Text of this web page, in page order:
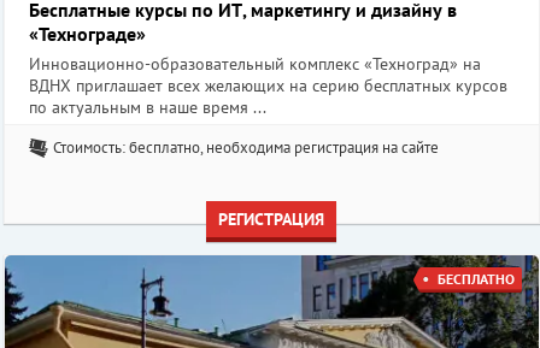
Бесплатные курсы по ИТ, маркетингу и дизайну в
«Технограде»
Инновационно-образовательный комплекс «Техноград» на
ВДНХ приглашает всех желающих на серию бесплатных курсов
по актуальным в наше время ...
Стоимость: бесплатно, необходима регистрация на сайте
РЕГИСТРАЦИЯ
БЕСПЛАТНО